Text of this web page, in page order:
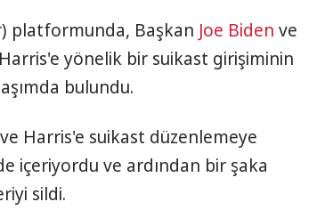
platformunda, Başkan Joe Biden ve
Harris'e yönelik bir suikast girişiminin
bulundu.
Harris'e suikast düzenlemeye
içeriyordu ve ardından bir şaka
sildi.